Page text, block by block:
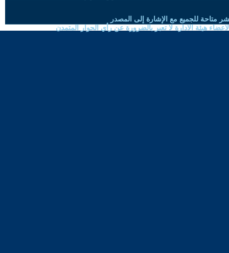
متاحة للجميع مع الإشارة إلى المصدر
هيئة الادارة لا تعبر بالضرورة عن رأي الحوار المتمدن